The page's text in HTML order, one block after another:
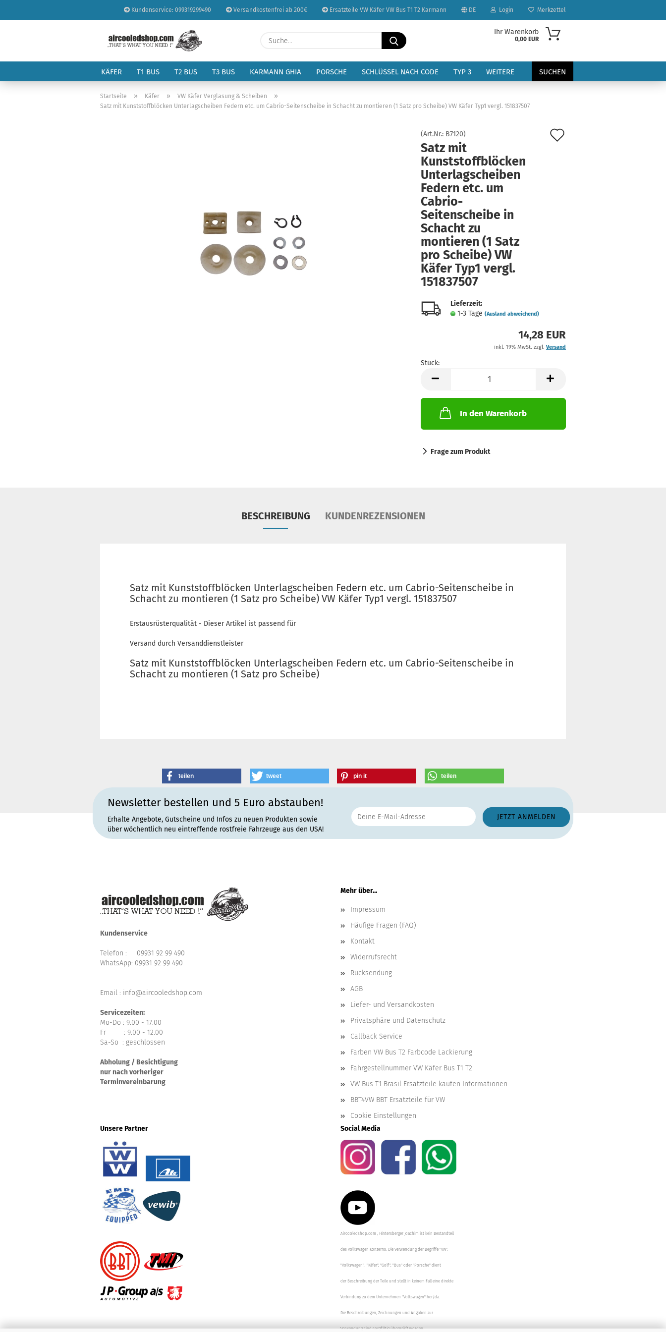
Kundenservice: 099319299490 Versandkostenfrei ab 200€ Ersatzteile VW Käfer VW Bus T1 T2 Karmann DE
Sprache auswählen
Lieferland
Login
Konto erstellen
Passwort vergessen?
Merkzettel
Suche...
Ihr Warenkorb
0,00 EUR
KÄFER T1 BUS T2 BUS T3 BUS KARMANN GHIA PORSCHE SCHLÜSSEL NACH CODE TYP 3 SUCHEN
WEITERE
Startseite » Käfer » VW Käfer Verglasung & Scheiben »
Satz mit Kunststoffblöcken Unterlagscheiben Federn etc. um Cabrio-Seitenscheibe in Schacht zu montieren (1 Satz pro Scheibe) VW Käfer Typ1 vergl. 151837507
(Art.Nr.: B7120)
Satz mit
Kunststoffblöcken
Unterlagscheiben
Federn etc. um
Cabrio-
Seitenscheibe in
Schacht zu
montieren (1 Satz
pro Scheibe) VW
Käfer Typ1 vergl.
151837507
Lieferzeit:
1-3 Tage (Ausland abweichend)
14,28 EUR
inkl. 19% MwSt. zzgl. Versand
Stück:
Stück
In den Warenkorb
Frage zum Produkt
BESCHREIBUNG KUNDENREZENSIONEN
Satz mit Kunststoffblöcken Unterlagscheiben Federn etc. um Cabrio-Seitenscheibe in
Schacht zu montieren (1 Satz pro Scheibe) VW Käfer Typ1 vergl. 151837507
Erstausrüsterqualität - Dieser Artikel ist passend für
Versand durch Versanddienstleister
Satz mit Kunststoffblöcken Unterlagscheiben Federn etc. um Cabrio-Seitenscheibe in
Schacht zu montieren (1 Satz pro Scheibe)
teilen tweet pin it teilen
Newsletter bestellen und 5 Euro abstauben!
Erhalte Angebote, Gutscheine und Infos zu neuen Produkten sowie
über wöchentlich neu eintreffende rostfreie Fahrzeuge aus den USA!
Kundenservice
Telefon : 09931 92 99 490
WhatsApp: 09931 92 99 490
Email : info@aircooledshop.com
Servicezeiten:
Mo-Do : 9.00 - 17.00
Fr : 9.00 - 12.00
Sa-So : geschlossen
Abholung / Besichtigung
nur nach vorheriger
Terminvereinbarung
Mehr über...
Impressum
Häufige Fragen (FAQ)
Kontakt
Widerrufsrecht
Rücksendung
AGB
Liefer- und Versandkosten
Privatsphäre und Datenschutz
Callback Service
Farben VW Bus T2 Farbcode Lackierung
Fahrgestellnummer VW Käfer Bus T1 T2
VW Bus T1 Brasil Ersatzteile kaufen Informationen
BBT4VW BBT Ersatzteile für VW
Cookie Einstellungen
Unsere Partner
Social Media
Aircooledshop.com , Hintersberger Joachim ist kein Bestandteil
des Volkswagen Konzerns. Die Verwendung der Begriffe "VW",
"Volkswagen", "Käfer", "Golf", "Bus" oder "Porsche" dient
der Beschreibung der Teile und stellt in keinem Fall eine direkte
Verbindung zu dem Unternehmen "Volkswagen" her/da.
Die Beschreibungen, Zeichnungen und Angaben zur
Verwendung sind sorgfältig überprüft worden.